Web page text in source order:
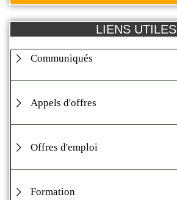
LIENS UTILES
Communiqués
Appels d'offres
Offres d'emploi
Formation